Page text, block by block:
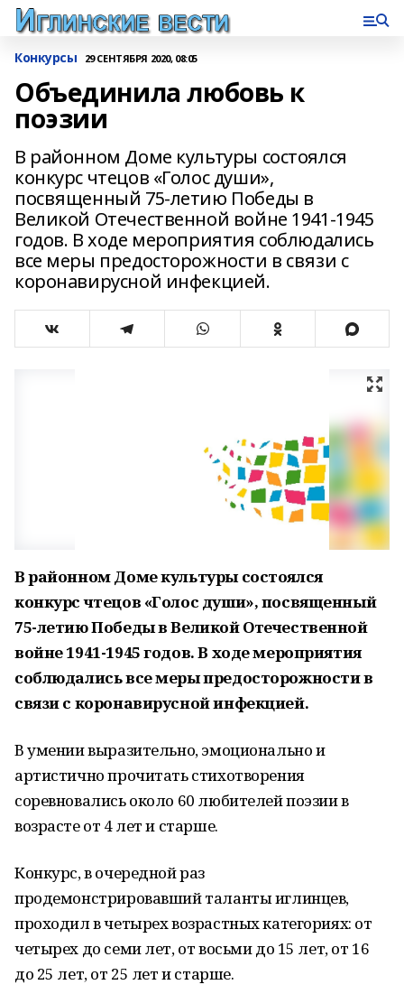
Конкурсы 29 СЕНТЯБРЯ 2020, 08:05
Объединила любовь к
поэзии
В районном Доме культуры состоялся
конкурс чтецов «Голос души»,
посвященный 75-летию Победы в
Великой Отечественной войне 1941-1945
годов. В ходе мероприятия соблюдались
все меры предосторожности в связи с
коронавирусной инфекцией.
В районном Доме культуры состоялся
конкурс чтецов «Голос души», посвященный
75-летию Победы в Великой Отечественной
войне 1941-1945 годов. В ходе мероприятия
соблюдались все меры предосторожности в
связи с коронавирусной инфекцией.
В умении выразительно, эмоционально и
артистично прочитать стихотворения
соревновались около 60 любителей поэзии в
возрасте от 4 лет и старше.
Конкурс, в очередной раз
продемонстрировавший таланты иглинцев,
проходил в четырех возрастных категориях: от
четырех до семи лет, от восьми до 15 лет, от 16
до 25 лет, от 25 лет и старше.